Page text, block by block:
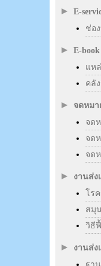
E-
ช่อ
E-book
แห
คลั
จดหมา
จด
จด
จด
งานส่ง
โร
สมุ
วิธี
งานส่ง